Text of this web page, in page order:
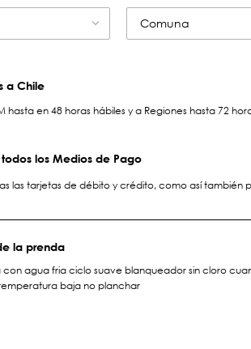
Comuna
a Chile
hasta en 48 horas hábiles y a Regiones hasta 72
los Medios de Pago
las tarjetas de débito y crédito, como así también
la prenda
agua fria ciclo suave blanqueador sin cloro
baja no planchar